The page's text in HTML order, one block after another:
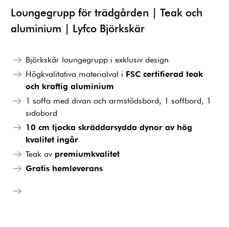
Loungegrupp för trädgården | Teak och
aluminium | Lyfco Björkskär
Björkskär loungegrupp i exklusiv design
Högkvalitativa materialval i FSC certifierad teak
och kraftig aluminium
1 soffa med divan och armstödsbord, 1 soffbord, 1
sidobord
10 cm tjocka skräddarsydda dynor av hög
kvalitet ingår
Teak av premiumkvalitet
Gratis hemleverans